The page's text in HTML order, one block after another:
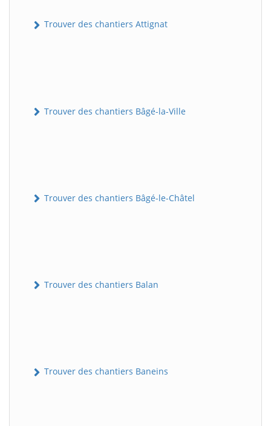
Trouver des chantiers Attignat
Trouver des chantiers Bâgé-la-Ville
Trouver des chantiers Bâgé-le-Châtel
Trouver des chantiers Balan
Trouver des chantiers Baneins